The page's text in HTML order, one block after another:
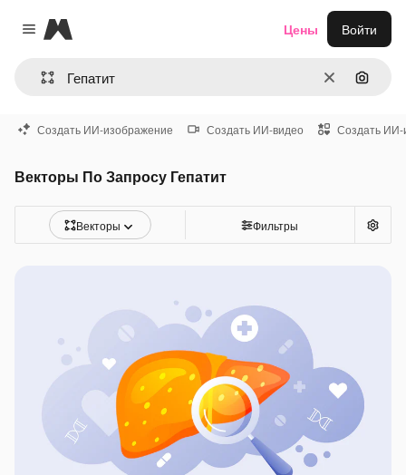
Close menu
Magnific
ОчиститьПоиск
Цены Войти
Создать ИИ-изображение Создать ИИ-видео Создать ИИ-
Векторы По Запросу Гепатит
Векторы Фильтры